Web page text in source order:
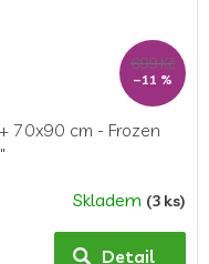
699 Kč
–11 %
70x90 cm - Frozen
Skladem (3 ks)
Detail